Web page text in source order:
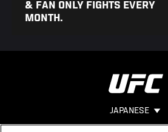
& FAN ONLY FIGHTS EVERY
MONTH.
JAPANESE